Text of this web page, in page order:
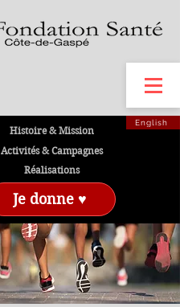
Histoire & Mission
English
Activités & Campagnes
Réalisations
Je donne ♥